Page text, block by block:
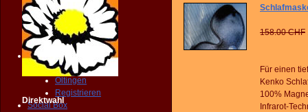
Kompendium
Homeocard
Broschüre
KONTAKT
Privat
Anfrage
Oltingen
Registrieren
Social Box
Direktwahl
158.00 CHF
Für einen
Kenko
100%
Infrarot-